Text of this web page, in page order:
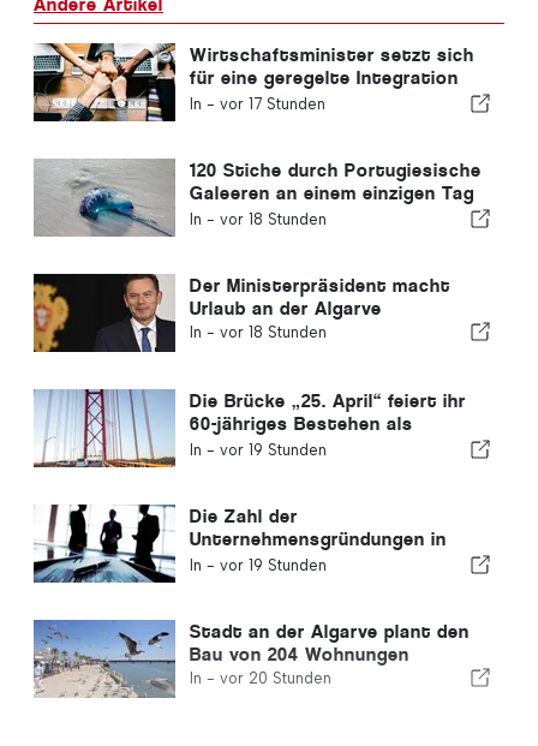
Wirtschaftsminister setzt sich
für eine geregelte Integration
ein und garantiert Einwanderern
In - vor 17 Stunden
120 Stiche durch Portugiesische
Galeeren an einem einzigen Tag
verzeichnet
In - vor 18 Stunden
Der Ministerpräsident macht
Urlaub an der Algarve
In - vor 18 Stunden
Die Brücke „25. April“ feiert ihr
60-jähriges Bestehen als
Verbindung zwischen Lissabon
In - vor 19 Stunden
Die Zahl der
Unternehmensgründungen in
Portugal sinkt um 4,2 %
In - vor 19 Stunden
Stadt an der Algarve plant den
Bau von 204 Wohnungen
In - vor 20 Stunden